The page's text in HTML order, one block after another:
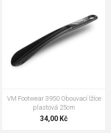
VM Footwear 3102 Tkaničky
ploché
18,70 Kč